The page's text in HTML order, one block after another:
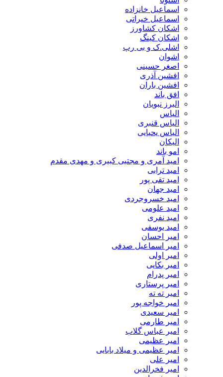
اسماعیل خانزاده
اسماعیل خیراتی
اشکان کشاورز
اشکان کینگ
اشلی.ک و بی رپ
اشوان
اصغر حسینی
افشین آذری
افشین باران
افق باند
البرز نبویان
الیاس
الیاس قنبرى
الیاس یحیایی
الیکان
امو باند
امید آمری و مجتبی کبیری و مهدى مقدم
امید ترابی
امید تقی پور
امید جهان
امید خسروجردی
امید علومی
امید نفری
امید یوسفی
امیر احسان
امیر اسماعیل صدفی
امیر اولی
امیر بکایی
امیر پدرام
امیر پرستاری
امیر ته ته
امیر خواجه پور
امیر سعیدی
امیر طارمی
امیر عباس گلاب
امیر عظیمی
امیر عظیمی و میلاد بابایی
امیر علی
امیر فخرالدین